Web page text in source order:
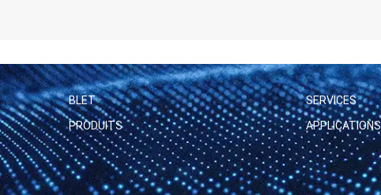
BLET
PRODUITS
SERVICES
APPLICATIONS